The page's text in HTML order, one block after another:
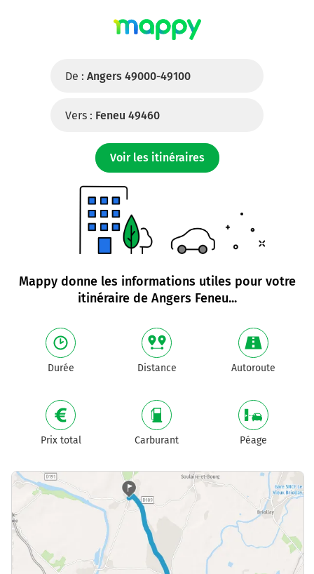
De : Angers 49000-49100
Vers : Feneu 49460
Voir les itinéraires
Mappy donne les informations utiles pour votre
itinéraire de Angers Feneu...
Durée Distance Autoroute
Prix total Carburant Péage